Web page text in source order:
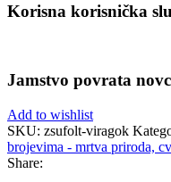
Korisna korisnička
Jamstvo povrata
Add to wishlist
SKU: zsufolt-viragok
brojevima - mrtva priroda,
Share: